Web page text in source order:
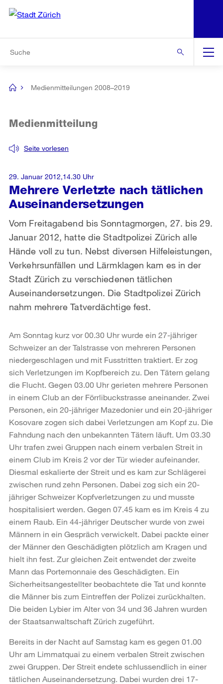
Navigation
[no
Medienmitteilungen 2008–2019
Mehrere Verletzte nach tätlichen
Auseinandersetzungen
Seite vorlesen
Medienmitteilung
Vom Freitagabend bis Sonntagmorgen, 27. bis 29.
Januar 2012, hatte die Stadtpolizei Zürich alle
Hände voll zu tun. Nebst diversen Hilfeleistungen,
Verkehrsunfällen und Lärmklagen kam es in der
Stadt Zürich zu verschiedenen tätlichen
Auseinandersetzungen. Die Stadtpolizei Zürich
nahm mehrere Tatverdächtige fest.
29. Januar 2012,14.30 Uhr
Am Sonntag kurz vor 00.30 Uhr wurde ein 27-jähriger
Schweizer an der Talstrasse von mehreren Personen
niedergeschlagen und mit Fusstritten traktiert. Er zog
sich Verletzungen im Kopfbereich zu. Den Tätern gelang
die Flucht. Gegen 03.00 Uhr gerieten mehrere Personen
in einem Club an der Förrlibuckstrasse aneinander. Zwei
Personen, ein 20-jähriger Mazedonier und ein 20-jähriger
Kosovare zogen sich dabei Verletzungen am Kopf zu. Die
Fahndung nach den unbekannten Tätern läuft. Um 03.30
Uhr trafen zwei Gruppen nach einem verbalen Streit in
einem Club im Kreis 2 vor der Tür wieder aufeinander.
Diesmal eskalierte der Streit und es kam zur Schlägerei
zwischen rund zehn Personen. Dabei zog sich ein 20-
jähriger Schweizer Kopfverletzungen zu und musste
hospitalisiert werden. Gegen 07.45 kam es im Kreis 4 zu
einem Raub. Ein 44-jähriger Deutscher wurde von zwei
Männern in ein Gespräch verwickelt. Dabei packte einer
der Männer den Geschädigten plötzlich am Kragen und
hielt ihn fest. Zur gleichen Zeit entwendet der zweite
Mann das Portemonnaie des Geschädigten. Ein
Sicherheitsangestellter beobachtete die Tat und konnte
die Männer bis zum Eintreffen der Polizei zurückhalten.
Die beiden Lybier im Alter von 34 und 36 Jahren wurden
der Staatsanwaltschaft Zürich zugeführt.
Bereits in der Nacht auf Samstag kam es gegen 01.00
Uhr am Limmatquai zu einem verbalen Streit zwischen
zwei Gruppen. Der Streit endete schlussendlich in einer
tätlichen Auseinandersetzung. Dabei wurden drei 17-